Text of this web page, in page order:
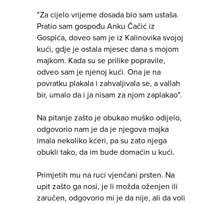
"Za cijelo vrijeme dosada bio sam ustaša.
Pratio sam gospođu Anku Čačić iz
Gospića, doveo sam je iz Kalinovika svojoj
kući, gdje je ostala mjesec dana s mojom
majkom. Kada su se prilike popravile,
odveo sam je njenoj kući. Ona je na
povratku plakala i zahvaljivala se, a vallah
bir, umalo da i ja nisam za njom zaplakao".
Na pitanje zašto je obukao muško odijelo,
odgovorio nam je da je njegova majka
imala nekoliko kćeri, pa su zato njega
obukli tako, da im bude domaćin u kući.
Primjetih mu na ruci vjenčani prsten. Na
upit zašto ga nosi, je li možda oženjen ili
zaručen, odgovorio mi je da nije, ali da voli